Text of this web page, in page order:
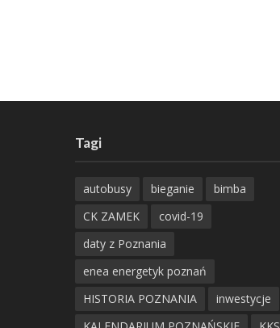
Tagi
autobusy bieganie
bimba
CK ZAMEK
covid-19
daty z Poznania
enea energetyk poznań
HISTORIA POZNANIA
inwestycje